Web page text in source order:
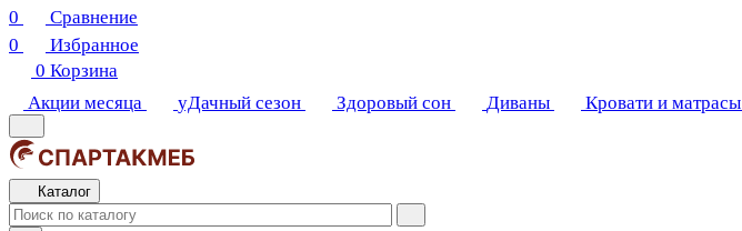
0
Сравнение
0
Избранное
0 Корзина
Акции месяца
уДачный сезон Здоровый сон Диваны Кровати и матрасы
Каталог